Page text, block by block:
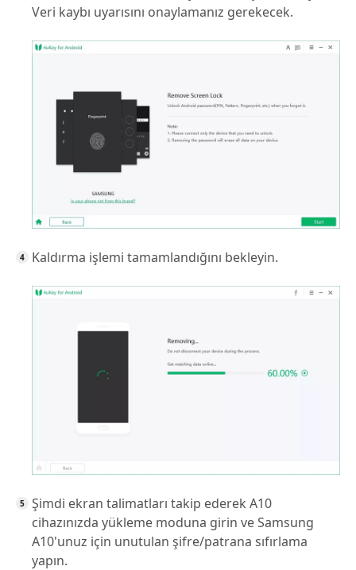
Veri kaybı uyarısını onaylamanız gerekecek.
Kaldırma işlemi tamamlandığını bekleyin.
Şimdi ekran talimatları takip ederek A10
cihazınızda yükleme moduna girin ve Samsung
A10'unuz için unutulan şifre/patrana sıfırlama
yapın.